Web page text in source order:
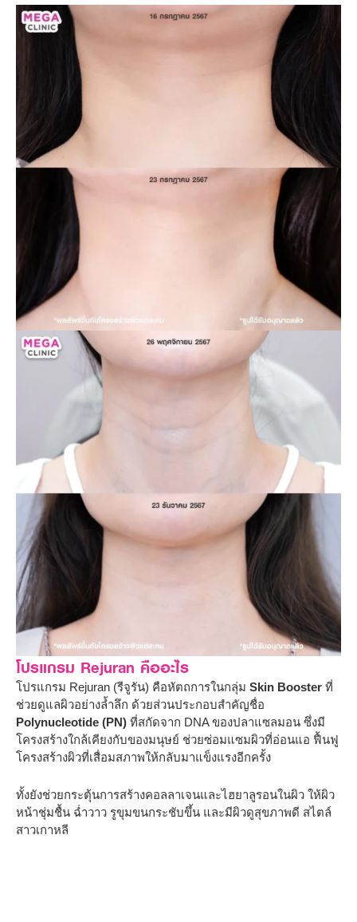
โปรแกรม Rejuran คืออะไร
โปรแกรม Rejuran (รีจูรัน) คือหัตถการในกลุ่ม Skin Booster ที่
ช่วยดูแลผิวอย่างล้ำลึก ด้วยส่วนประกอบสำคัญชื่อ
Polynucleotide (PN) ที่สกัดจาก DNA ของปลาแซลมอน ซึ่งมี
โครงสร้างใกล้เคียงกับของมนุษย์ ช่วยซ่อมแซมผิวที่อ่อนแอ ฟื้นฟู
โครงสร้างผิวที่เสื่อมสภาพให้กลับมาแข็งแรงอีกครั้ง
ทั้งยังช่วยกระตุ้นการสร้างคอลลาเจนและไฮยาลูรอนในผิว ให้ผิว
หน้าชุ่มชื้น ฉ่ำวาว รูขุมขนกระชับขึ้น และมีผิวดูสุขภาพดี สไตล์
สาวเกาหลี